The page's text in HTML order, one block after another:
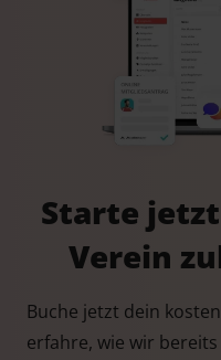
Starte
Verein
Buche jetzt dein
erfahre, wie wir